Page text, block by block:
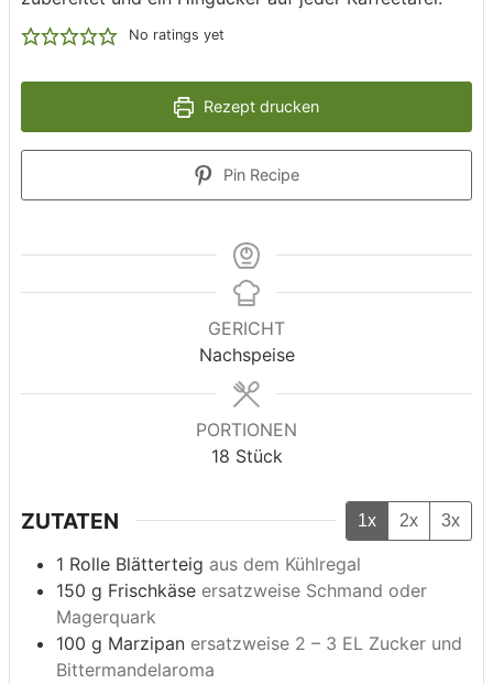
No ratings yet
Rezept drucken
Pin Recipe
GERICHT
Nachspeise
PORTIONEN
18 Stück
ZUTATEN 1x 2x 3x
1 Rolle Blätterteig aus dem Kühlregal
150 g Frischkäse ersatzweise Schmand oder
Magerquark
100 g Marzipan ersatzweise 2 – 3 EL Zucker und
Bittermandelaroma